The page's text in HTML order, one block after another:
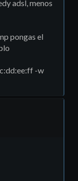
adsl, menos
pongas el
-w